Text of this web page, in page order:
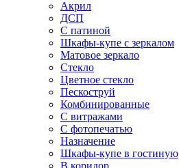
Акрил
ДСП
С патиной
Шкафы-купе с зеркалом
Матовое зеркало
Стекло
Цветное стекло
Пескоструй
Комбинированные
С витражами
С фотопечатью
Назначение
Шкафы-купе в гостиную
В коридор